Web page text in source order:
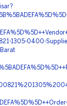
1305-0400-